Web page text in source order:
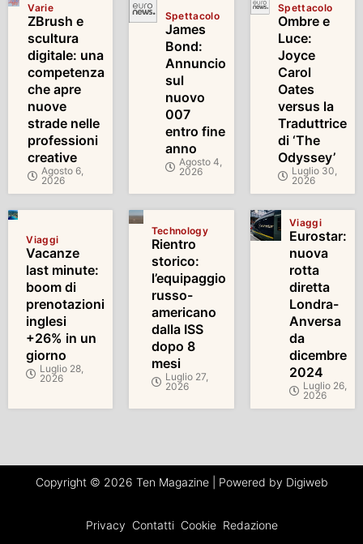
Varie
ZBrush e
scultura
digitale: una
competenza
che apre
nuove
strade nelle
professioni
creative
Agosto 6,
2026
Spettacolo
James
Bond:
Annuncio
sul
nuovo
007
entro fine
anno
Agosto 4,
2026
Spettacolo
Ombre e
Luce:
Joyce
Carol
Oates
versus la
Traduttrice
di ‘The
Odyssey’
Luglio 30,
2026
Viaggi
Vacanze
last minute:
boom di
prenotazioni
inglesi
+26% in un
giorno
Luglio 28,
2026
Technology
Rientro
storico:
l’equipaggio
russo-
americano
dalla ISS
dopo 8
mesi
Luglio 27,
2026
Viaggi
Eurostar:
nuova
rotta
diretta
Londra-
Anversa
da
dicembre
2024
Luglio 26,
2026
Copyright © 2026 Ten Magazine | Powered by Digiweb
Privacy Contatti Cookie Redazione